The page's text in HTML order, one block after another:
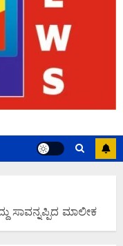
ಸಾವನ್ನಪ್ಪಿದ ಮಾಲೀಕ